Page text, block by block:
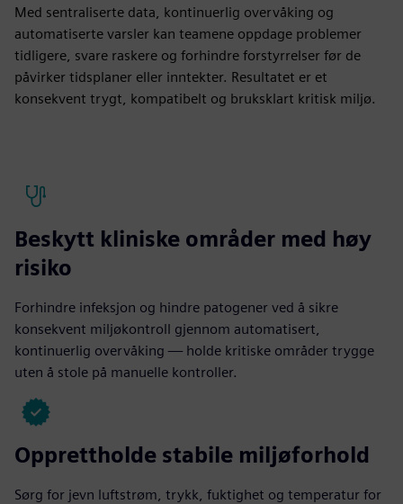
Med sentraliserte data, kontinuerlig overvåking og
automatiserte varsler kan teamene oppdage problemer
tidligere, svare raskere og forhindre forstyrrelser før de
påvirker tidsplaner eller inntekter. Resultatet er et
konsekvent trygt, kompatibelt og bruksklart kritisk miljø.
Beskytt kliniske områder med høy
risiko
Forhindre infeksjon og hindre patogener ved å sikre
konsekvent miljøkontroll gjennom automatisert,
kontinuerlig overvåking — holde kritiske områder trygge
uten å stole på manuelle kontroller.
Opprettholde stabile miljøforhold
Sørg for jevn luftstrøm, trykk, fuktighet og temperatur for